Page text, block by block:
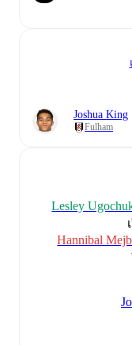
Joshua King
Fulham
Lesley
Hannibal